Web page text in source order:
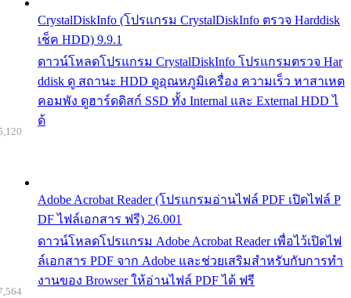
CrystalDiskInfo (โปรแกรม CrystalDiskInfo ตรวจ Harddisk
เช็ค HDD) 9.9.1
ดาวน์โหลดโปรแกรม CrystalDiskInfo โปรแกรมตรวจ Har
ddisk ดู สถานะ HDD ดูอุณหภูมิเครื่อง ความเร็ว หาสาเหต
คอมพัง ดูฮาร์ดดิสก์ SSD ทั้ง Internal และ External HDD ไ
ด้
Adobe Acrobat Reader (โปรแกรมอ่านไฟล์ PDF เปิดไฟล์ P
DF ไฟล์เอกสาร ฟรี) 26.001
ดาวน์โหลดโปรแกรม Adobe Acrobat Reader เพื่อไว้เปิดไฟ
ล์เอกสาร PDF จาก Adobe และช่วยเสริมสำหรับกับการทำ
งานของ Browser ให้อ่านไฟล์ PDF ได้ ฟรี